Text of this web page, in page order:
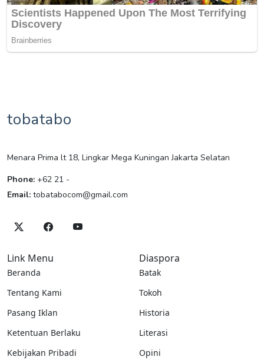
tobatabo
Menara Prima lt 18, Lingkar Mega Kuningan Jakarta Selatan
Phone: +62 21 -
Email: tobatabocom@gmail.com
Link Menu
Beranda
Tentang Kami
Pasang Iklan
Ketentuan Berlaku
Kebijakan Pribadi
Diaspora
Batak
Tokoh
Historia
Literasi
Opini